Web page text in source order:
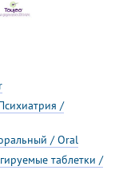
/
/ Oral
таблетки /